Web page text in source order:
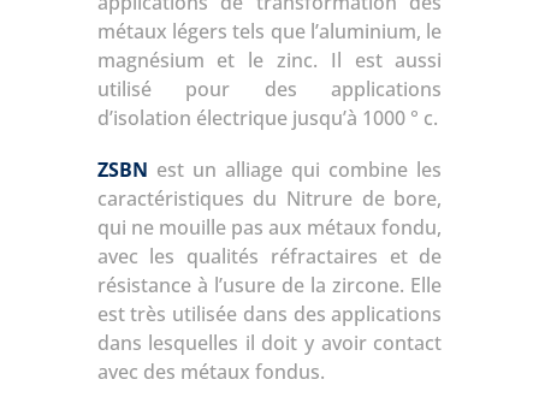
métaux légers tels que l’aluminium, le
magnésium et le zinc. Il est aussi
utilisé pour des applications
d’isolation électrique jusqu’à 1000 ° c.
ZSBN est un alliage qui combine les
caractéristiques du Nitrure de bore,
qui ne mouille pas aux métaux fondu,
avec les qualités réfractaires et de
résistance à l’usure de la zircone. Elle
est très utilisée dans des applications
dans lesquelles il doit y avoir contact
avec des métaux fondus.